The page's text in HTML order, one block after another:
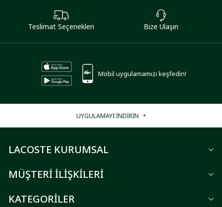
Teslimat Seçenekleri Bize Ulaşın
Mobil uygulamamızı keşfedin!
UYGULAMAYI İNDİRİN
LACOSTE KURUMSAL
MÜŞTERİ İLİŞKİLERİ
KATEGORİLER